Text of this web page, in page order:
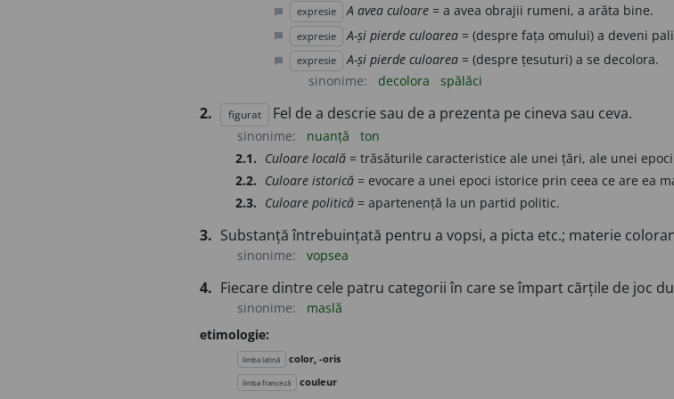
expresie A avea culoare = a avea obrajii rumeni, a arăta bine.
chat_bubble expresie A-și pierde culoarea = (despre fața omului) a deveni
expresie A-și pierde culoarea = (despre țesuturi) a se decolora.
sinonime:
decolora spălăci
2. figurat Fel de a descrie sau de a prezenta pe cineva sau ceva.
sinonime: nuanță
ton
2.1. Culoare locală = trăsăturile caracteristice ale unei țări, ale unei
2.2. Culoare istorică = evocare a unei epoci istorice prin ceea ce are ea
2.3. Culoare politică = apartenență la un partid politic.
3. Substanță întrebuințată pentru a vopsi, a picta etc.; materie
sinonime: vopsea
4. Fiecare dintre cele patru categorii în care se împart cărțile de joc
sinonime:
maslă
etimologie:
limba latină color, -oris
limba franceză couleur